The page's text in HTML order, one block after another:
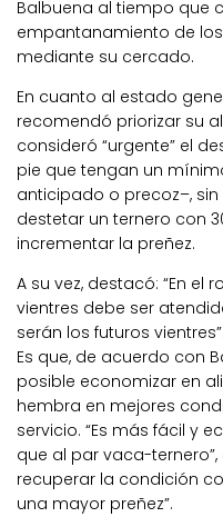
Balbuena al tiempo que
empantanamiento de
mediante su cercado.
En cuanto al estado
recomendó priorizar su
consideró “urgente” el
pie que tengan un
anticipado o precoz–,
destetar un ternero con
incrementar la preñez.
A su vez, destacó: “En
vientres debe ser
serán los futuros vientres”.
Es que, de acuerdo con
posible economizar en
hembra en mejores
servicio. “Es más fácil y
que al par vaca-
recuperar la condición
una mayor preñez”.